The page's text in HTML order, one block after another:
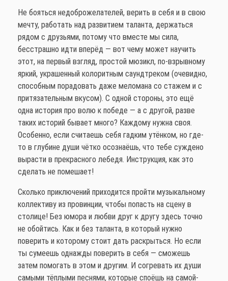
Не бояться недоброжелателей, верить в себя и в свою
мечту, работать над развитием таланта, держаться
рядом с друзьями, потому что вместе мы сила,
бесстрашно идти вперёд — вот чему может научить
этот, на первый взгляд, простой мюзикл, по-взрывному
яркий, украшенный колоритным саундтреком (очевидно,
способным порадовать даже меломана со стажем и с
притязательным вкусом). С одной стороны, это ещё
одна история про волю к победе — а с другой, разве
таких историй бывает много? Каждому нужна своя.
Особенно, если считаешь себя гадким утёнком, но где-
то в глубине души чётко осознаёшь, что тебе суждено
вырасти в прекрасного лебедя. Инструкция, как это
сделать не помешает!
Сколько приключений приходится пройти музыкальному
коллективу из провинции, чтобы попасть на сцену в
столице! Без юмора и любви друг к другу здесь точно
не обойтись. Как и без таланта, в который нужно
поверить и которому стоит дать раскрыться. Но если
ты сумеешь однажды поверить в себя — сможешь
затем помогать в этом и другим. И согревать их души
самыми тёплыми песнями, которые споёшь на самой-